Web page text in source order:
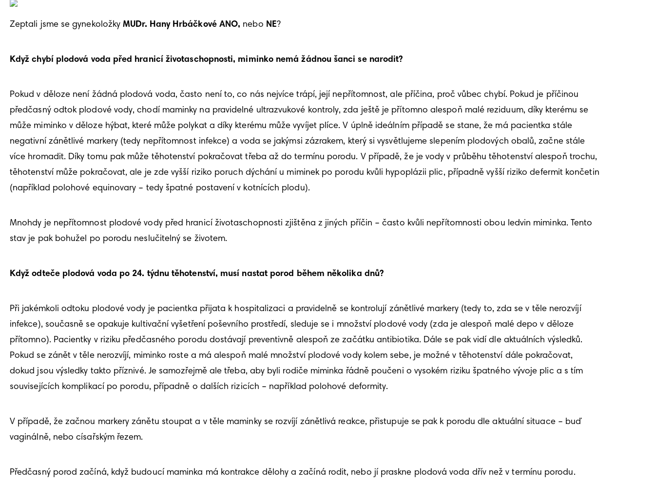
Zeptali jsme se gynekoložky MUDr. Hany Hrbáčkové ANO, nebo NE?
Když chybí plodová voda před hranicí životaschopnosti, miminko nemá žádnou šanci se narodit?
Pokud v děloze není žádná plodová voda, často není to, co nás nejvíce trápí, její nepřítomnost, ale příčina, proč vůbec chybí. Pokud je příčinou
předčasný odtok plodové vody, chodí maminky na pravidelné ultrazvukové kontroly, zda ještě je přítomno alespoň malé reziduum, díky kterému se
může miminko v děloze hýbat, které může polykat a díky kterému může vyvíjet plíce. V úplně ideálním případě se stane, že má pacientka stále
negativní zánětlivé markery (tedy nepřítomnost infekce) a voda se jakýmsi zázrakem, který si vysvětlujeme slepením plodových obalů, začne stále
více hromadit. Díky tomu pak může těhotenství pokračovat třeba až do termínu porodu. V případě, že je vody v průběhu těhotenství alespoň trochu,
těhotenství může pokračovat, ale je zde vyšší riziko poruch dýchání u miminek po porodu kvůli hypoplázii plic, případně vyšší riziko defermit končetin
(například polohové equinovary – tedy špatné postavení v kotnících plodu).
Mnohdy je nepřítomnost plodové vody před hranicí životaschopnosti zjištěna z jiných příčin – často kvůli nepřítomnosti obou ledvin miminka. Tento
stav je pak bohužel po porodu neslučitelný se životem.
Když odteče plodová voda po 24. týdnu těhotenství, musí nastat porod během několika dnů?
Při jakémkoli odtoku plodové vody je pacientka přijata k hospitalizaci a pravidelně se kontrolují zánětlivé markery (tedy to, zda se v těle nerozvíjí
infekce), současně se opakuje kultivační vyšetření poševního prostředí, sleduje se i množství plodové vody (zda je alespoň malé depo v děloze
přítomno). Pacientky v riziku předčasného porodu dostávají preventivně alespoň ze začátku antibiotika. Dále se pak vidí dle aktuálních výsledků.
Pokud se zánět v těle nerozvíjí, miminko roste a má alespoň malé množství plodové vody kolem sebe, je možné v těhotenství dále pokračovat,
dokud jsou výsledky takto příznivé. Je samozřejmě ale třeba, aby byli rodiče miminka řádně poučeni o vysokém riziku špatného vývoje plic a s tím
souvisejících komplikací po porodu, případně o dalších rizicích – například polohové deformity.
V případě, že začnou markery zánětu stoupat a v těle maminky se rozvíjí zánětlivá reakce, přistupuje se pak k porodu dle aktuální situace – buď
vaginálně, nebo císařským řezem.
Předčasný porod začíná, když budoucí maminka má kontrakce dělohy a začíná rodit, nebo jí praskne plodová voda dřív než v termínu porodu.